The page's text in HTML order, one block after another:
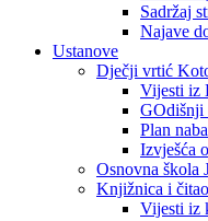
Sadržaj
Najave
Ustanove
Dječji vrtić
Vijesti iz
GOdišnji
Plan
Izvješća
Osnovna škola
Knjižnica i
Vijesti iz